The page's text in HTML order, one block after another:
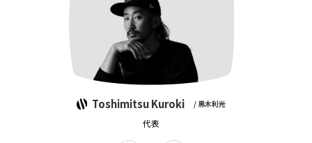
Toshimitsu Kuroki / 黒木利光
代表